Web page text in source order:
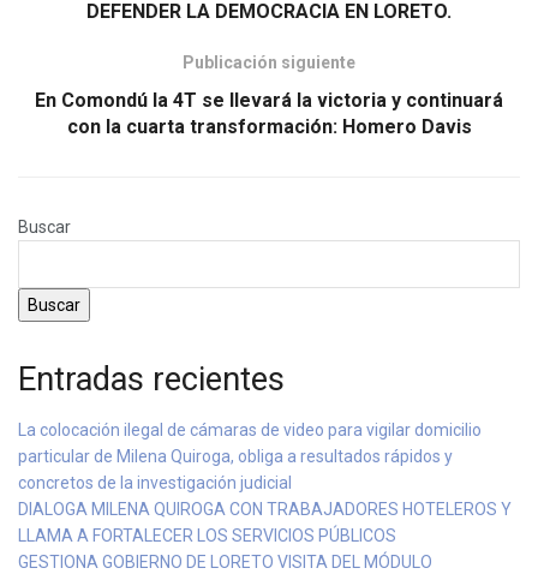
DEFENDER LA DEMOCRACIA EN LORETO.
Publicación siguiente
En Comondú la 4T se llevará la victoria y continuará
con la cuarta transformación: Homero Davis
Buscar
Buscar
Entradas recientes
La colocación ilegal de cámaras de video para vigilar domicilio
particular de Milena Quiroga, obliga a resultados rápidos y
concretos de la investigación judicial
DIALOGA MILENA QUIROGA CON TRABAJADORES HOTELEROS Y
LLAMA A FORTALECER LOS SERVICIOS PÚBLICOS
GESTIONA GOBIERNO DE LORETO VISITA DEL MÓDULO